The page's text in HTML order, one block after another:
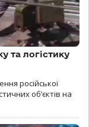
та логістику
російської
об’єктів на